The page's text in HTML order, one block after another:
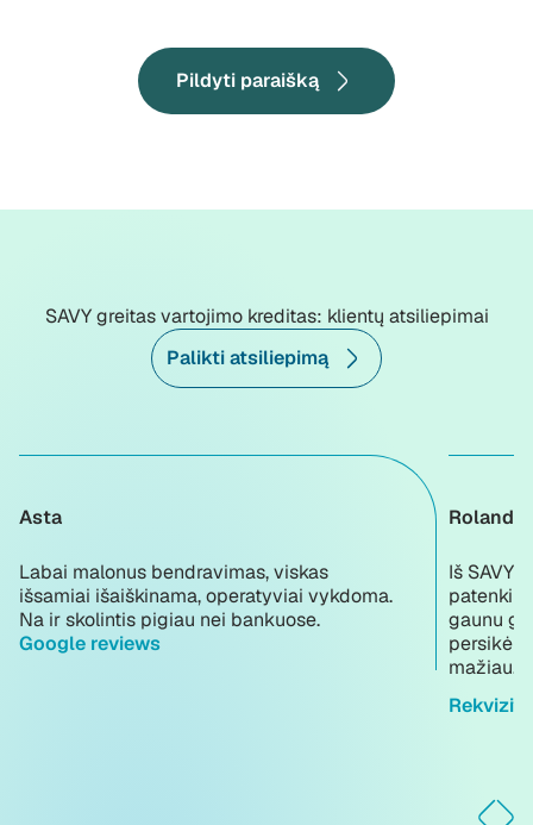
Pildyti paraišką
SAVY greitas vartojimo kreditas: klientų atsiliepimai
Palikti atsiliepimą
Asta
Labai malonus bendravimas, viskas
išsamiai išaiškinama, operatyviai vykdoma.
Na ir skolintis pigiau nei bankuose.
Google reviews
Iš SAVY
gaunu
mažiau.